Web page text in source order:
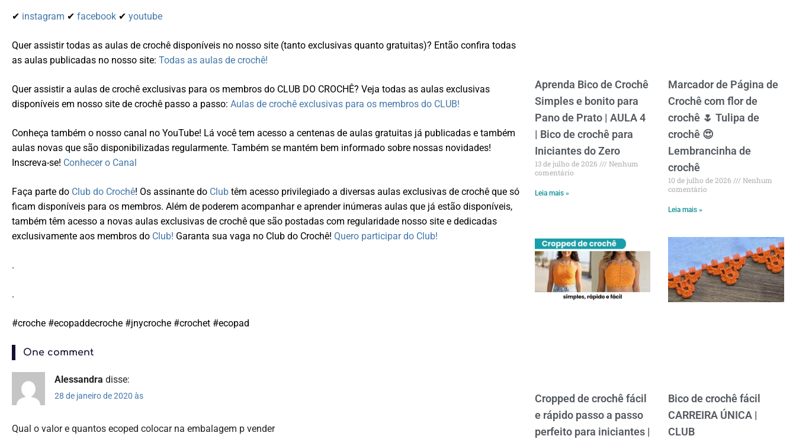
Aprenda Bico de Crochê
Simples e bonito para
Pano de Prato | AULA 4
| Bico de crochê para
Iniciantes do Zero
13 de julho de 2026
Nenhum
comentário
Leia mais »
Marcador de Página de
Crochê com flor de
crochê 🌷 Tulipa de
crochê 😍
Lembrancinha de
crochê
10 de julho de 2026
Nenhum
comentário
Leia mais »
Cropped de crochê fácil
e rápido passo a passo
perfeito para iniciantes |
Bico de crochê fácil
CARREIRA ÚNICA |
CLUB
✔ instagram ✔facebook ✔youtube
Quer assistir todas as aulas de crochê disponíveis no nosso site (tanto exclusivas quanto gratuitas)? Então confira todas
as aulas publicadas no nosso site:Todas as aulas de crochê!
Quer assistir a aulas de crochê exclusivas para os membros do CLUB DO CROCHÊ? Veja todas as aulas exclusivas
disponíveis em nosso site de crochê passo a passo:Aulas de crochê exclusivas para os membros do CLUB!
Conheça também o nosso canal no YouTube! Lá você tem acesso a centenas de aulas gratuitas já publicadas e também
aulas novas que são disponibilizadas regularmente. Também se mantém bem informado sobre nossas novidades!
Inscreva-se! Conhecer o Canal
Faça parte do Club do Crochê! Os assinante do Club têm acesso privilegiado a diversas aulas exclusivas de crochê que só
ficam disponíveis para os membros. Além de poderem acompanhar e aprender inúmeras aulas que já estão disponíveis,
também têm acesso a novas aulas exclusivas de crochê que são postadas com regularidade nosso site e dedicadas
exclusivamente aos membros do Club! Garanta sua vaga no Club do Crochê!Quero participar do Club!
.
.
#croche #ecopaddecroche #jnycroche #crochet #ecopad
One comment
Alessandra disse:
28 de janeiro de 2020 às
Qual o valor e quantos ecoped colocar na embalagem p vender